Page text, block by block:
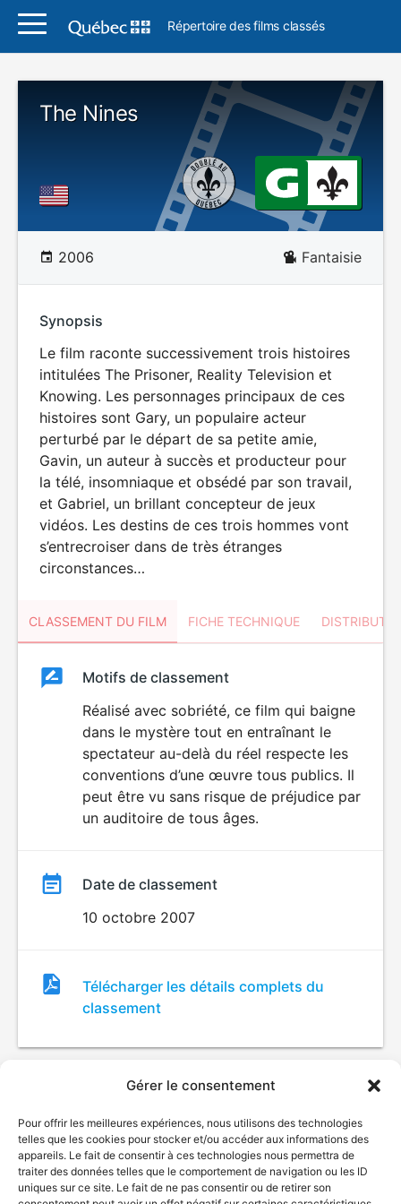
Gérer le consentement
Pour offrir les meilleures expériences, nous utilisons des technologies
telles que les cookies pour stocker et/ou accéder aux informations des
appareils. Le fait de consentir à ces technologies nous permettra de
traiter des données telles que le comportement de navigation ou les ID
uniques sur ce site. Le fait de ne pas consentir ou de retirer son
Répertoire des films classés
The Nines
2006 Fantaisie
Synopsis
Le film raconte successivement trois histoires
intitulées The Prisoner, Reality Television et
Knowing. Les personnages principaux de ces
histoires sont Gary, un populaire acteur
perturbé par le départ de sa petite amie,
Gavin, un auteur à succès et producteur pour
la télé, insomniaque et obsédé par son travail,
et Gabriel, un brillant concepteur de jeux
vidéos. Les destins de ces trois hommes vont
s’entrecroiser dans de très étranges
circonstances…
CLASSEMENT DU FILM FICHE TECHNIQUE
ClassementClassement
Motifs de classement
Réalisé avec sobriété, ce film qui baigne
dans le mystère tout en entraînant le
spectateur au-delà du réel respecte les
conventions d’une œuvre tous publics. Il
peut être vu sans risque de préjudice par
un auditoire de tous âges.
Date de classement
10 octobre 2007
Fichier
de
classement
Télécharger les détails complets du
classement
© Gouvernement du Québec, 2026